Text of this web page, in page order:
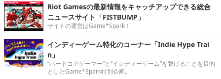
Riot Gamesの最新情報をキャッチアップできる総合
ニュースサイト「FISTBUMP」
サイトの運営はGame*Spark！
インディーゲーム特化のコーナー「Indie Hype Trai
n」
“ハードコアゲーマー”と“インディーゲーム”を繋げることを目的
としたGame*Spark特別企画。